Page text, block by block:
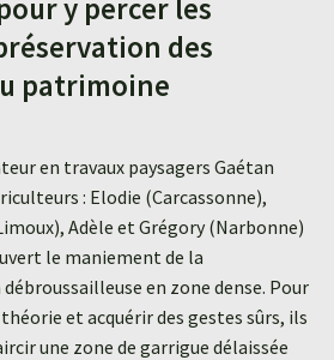
y percer les
des
patrimoine
en travaux paysagers Gaétan
: Elodie (Carcassonne),
Adèle et Grégory (Narbonne)
le maniement de la
en zone dense. Pour
et acquérir des gestes sûrs, ils
une zone de garrigue délaissée